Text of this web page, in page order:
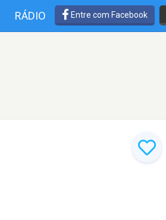
RÁDIO Entre com Facebook